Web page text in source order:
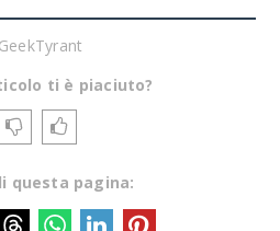
ti è piaciuto?
questa pagina: